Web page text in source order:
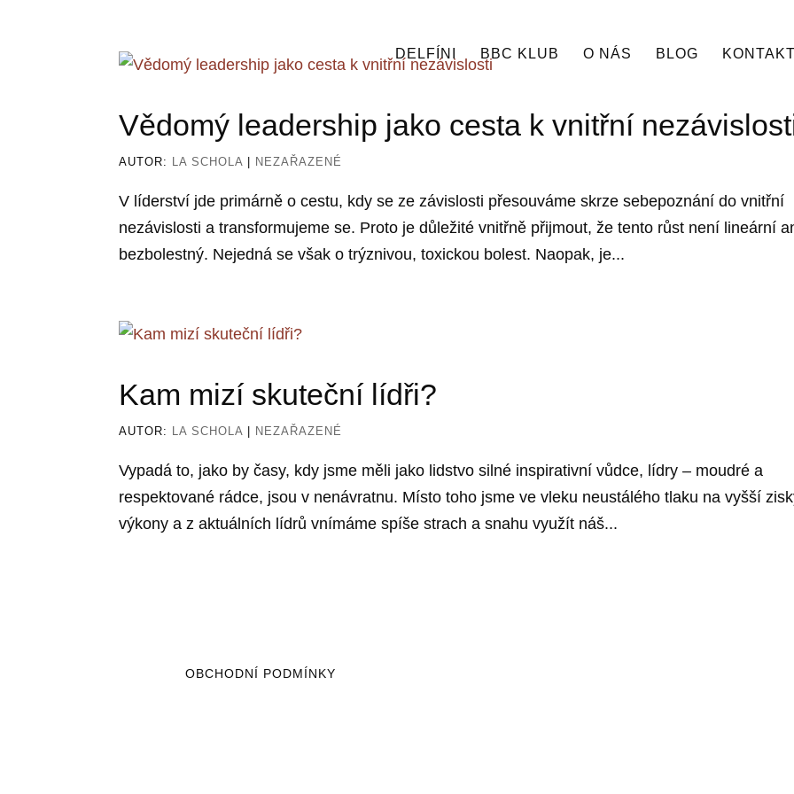
DELFÍNI BBC KLUB O NÁS BLOG KONTAKT
Vědomý leadership jako cesta k vnitřní
AUTOR: LA SCHOLA NEZAŘAZENÉ
V líderství jde primárně o cestu, kdy se ze závislosti přesouváme skrze sebepoznání do vnitřní
nezávislosti a transformujeme se. Proto je důležité vnitřně přijmout, že tento růst není lineární
bezbolestný. Nejedná se však o trýznivou, toxickou bolest. Naopak, je...
Kam mizí skuteční lídři?
AUTOR: LA SCHOLA NEZAŘAZENÉ
Vypadá to, jako by časy, kdy jsme měli jako lidstvo silné inspirativní vůdce, lídry – moudré a
respektované rádce, jsou v nenávratnu. Místo toho jsme ve vleku neustálého tlaku na vyšší
výkony a z aktuálních lídrů vnímáme spíše strach a snahu využít náš...
OBCHODNÍ PODMÍNKY